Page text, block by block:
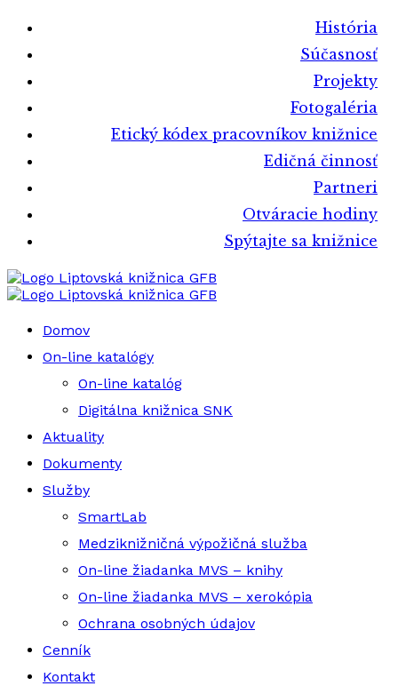
História
Súčasnosť
Projekty
Fotogaléria
Etický kódex pracovníkov knižnice
Edičná činnosť
Partneri
Otváracie hodiny
Spýtajte sa knižnice
Liptovská knižnica GFB
Liptovská knižnica GFB
Domov
On-line katalógy
On-line katalóg
Digitálna knižnica SNK
Aktuality
Dokumenty
Služby
SmartLab
Medziknižničná výpožičná služba
On-line žiadanka MVS – knihy
On-line žiadanka MVS – xerokópia
Ochrana osobných údajov
Cenník
Kontakt